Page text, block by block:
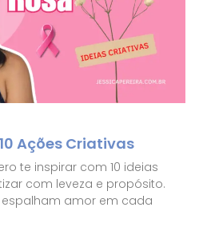
Ações Criativas
te inspirar com 10 ideias
com leveza e propósito.
amor em cada